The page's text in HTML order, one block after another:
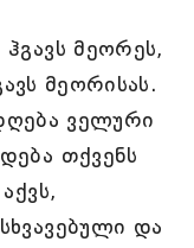
მეორეს,
მეორისას.
ველური
თქვენს
და